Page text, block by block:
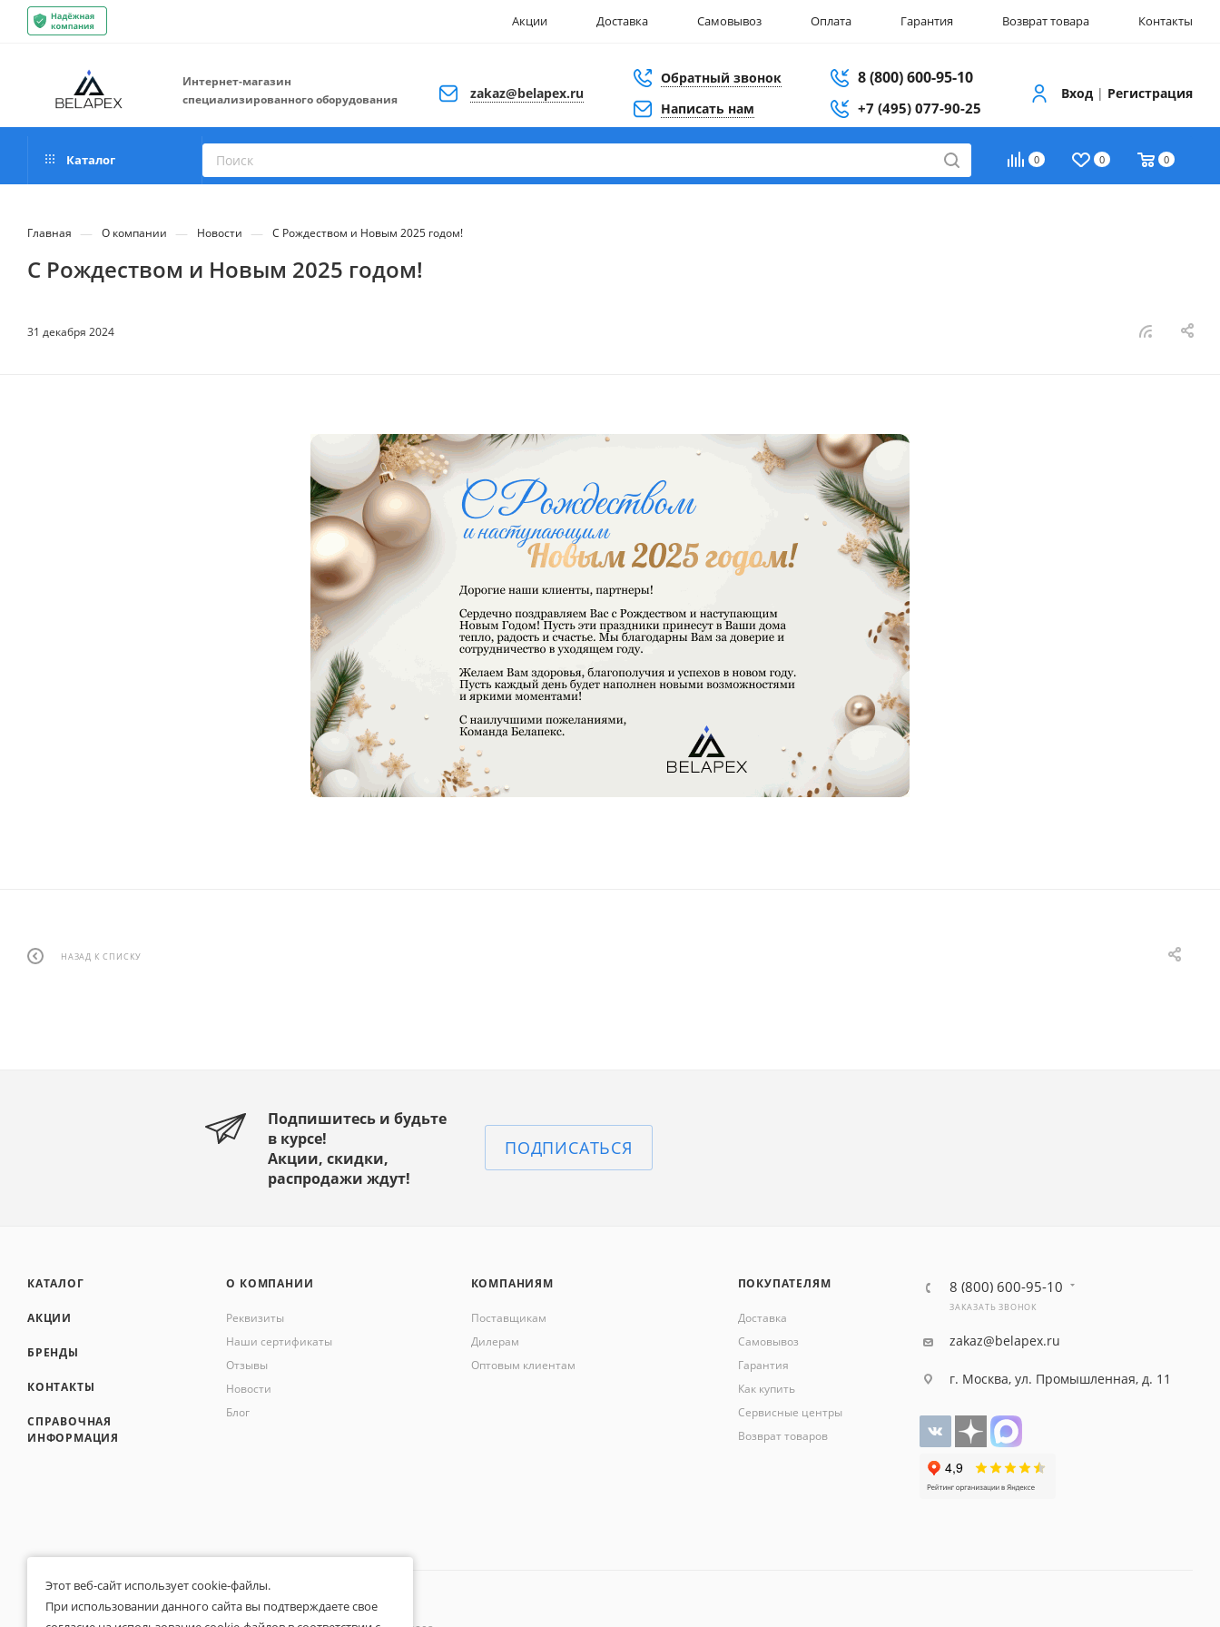
Акции Доставка Самовывоз Оплата Гарантия Возврат товара Контакты
Интернет-магазин
специализированного оборудования
zakaz@belapex.ru
Обратный звонок
Написать нам
8 (800) 600-95-10
+7 (495) 077-90-25
Вход | Регистрация
0 0 0
Каталог
Главная — О компании — Новости — С Рождеством и Новым 2025 годом!
С Рождеством и Новым 2025 годом!
31 декабря 2024
НАЗАД К СПИСКУ
Подпишитесь и будьте
в курсе!
Акции, скидки,
распродажи ждут!
ПОДПИСАТЬСЯ
КАТАЛОГ
АКЦИИ
БРЕНДЫ
КОНТАКТЫ
СПРАВОЧНАЯ
ИНФОРМАЦИЯ
О КОМПАНИИ
Реквизиты
Наши сертификаты
Отзывы
Новости
Блог
КОМПАНИЯМ
Поставщикам
Дилерам
Оптовым клиентам
ПОКУПАТЕЛЯМ
Доставка
Самовывоз
Гарантия
Как купить
Сервисные центры
Возврат товаров
8 (800) 600-95-10
ЗАКАЗАТЬ ЗВОНОК
zakaz@belapex.ru
г. Москва, ул. Промышленная, д. 11
Этот веб-сайт использует cookie-файлы.
При использовании данного сайта вы подтверждаете свое